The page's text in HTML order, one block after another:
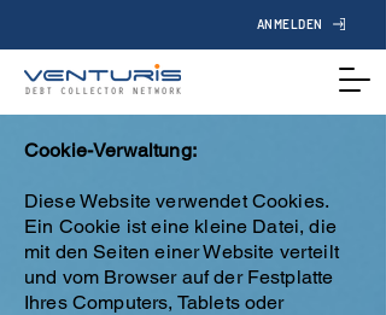
ANMELDEN
Cookie-Verwaltung:
Diese Website verwendet Cookies.
Ein Cookie ist eine kleine Datei, die
mit den Seiten einer Website verteilt
und vom Browser auf der Festplatte
Ihres Computers, Tablets oder